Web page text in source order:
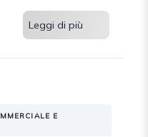
Leggi di più
E